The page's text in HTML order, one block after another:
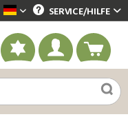
Dekotopia deutsch
SERVICE/HILFE